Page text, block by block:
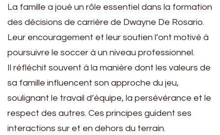
La famille a joué un rôle essentiel dans la formation
des décisions de carrière de Dwayne De Rosario.
Leur encouragement et leur soutien l’ont motivé à
poursuivre le soccer à un niveau professionnel.
Il réfléchit souvent à la manière dont les valeurs de
sa famille influencent son approche du jeu,
soulignant le travail d’équipe, la persévérance et le
respect des autres. Ces principes guident ses
interactions sur et en dehors du terrain.